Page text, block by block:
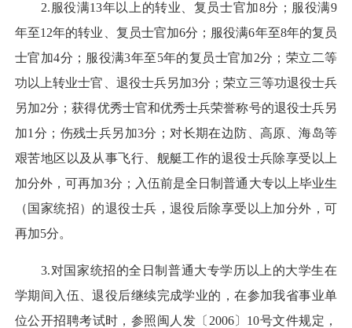
2.服役满13年以上的转业、复员士官加8分；服役满9
年至12年的转业、复员士官加6分；服役满6年至8年的复员
士官加4分；服役满3年至5年的复员士官加2分；荣立二等
功以上转业士官、退役士兵另加3分；荣立三等功退役士兵
另加2分；获得优秀士官和优秀士兵荣誉称号的退役士兵另
加1分；伤残士兵另加3分；对长期在边防、高原、海岛等
艰苦地区以及从事飞行、舰艇工作的退役士兵除享受以上
加分外，可再加3分；入伍前是全日制普通大专以上毕业生
（国家统招）的退役士兵，退役后除享受以上加分外，可
再加5分。
3.对国家统招的全日制普通大专学历以上的大学生在
学期间入伍、退役后继续完成学业的，在参加我省事业单
位公开招聘考试时，参照闽人发〔2006〕10号文件规定，